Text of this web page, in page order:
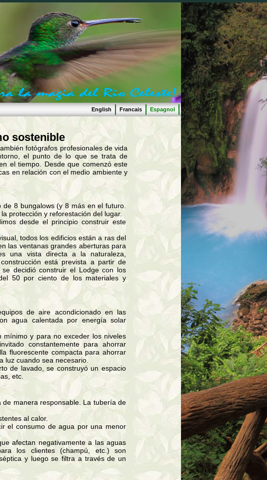
English Francais Espagnol
sostenible
fotógrafos profesionales de vida
el punto de lo que se trata de
el tiempo. Desde que comenzó este
en relación con el medio ambiente y
8 bungalows (y 8 más en el futuro.
protección y reforestación del lugar.
desde el principio construir este
todos los edificios están a ras del
las ventanas grandes aberturas para
una vista directa a la naturaleza,
está prevista a partir de
decidió construir el Lodge con los
50 por ciento de los materiales y
de aire acondicionado en las
agua calentada por energía solar
y para no exceder los niveles
constantemente para ahorrar
fluorescente compacta para ahorrar
luz cuando sea necesario.
de lavado, se construyó un espacio
etc.
manera responsable. La tubería de
al calor.
el consumo de agua por una menor
afectan negativamente a las aguas
los clientes (champú, etc.) son
y luego se filtra a través de un